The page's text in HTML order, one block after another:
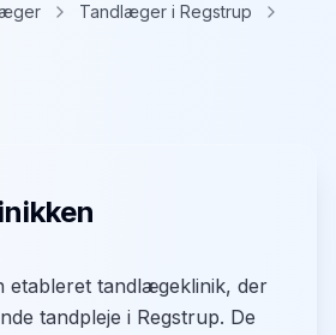
Tandlæger i Regstrup
etableret tandlægeklinik, der
tandpleje i Regstrup. De